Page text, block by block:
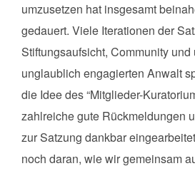
umzusetzen hat insgesamt
gedauert. Viele Iterationen der
Stiftungsaufsicht, Community und
unglaublich engagierten Anwalt
die Idee des “Mitglieder-
zahlreiche gute Rückmeldungen
zur Satzung dankbar
noch daran, wie wir gemeinsam